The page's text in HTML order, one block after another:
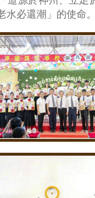
水必還潮」的使命。